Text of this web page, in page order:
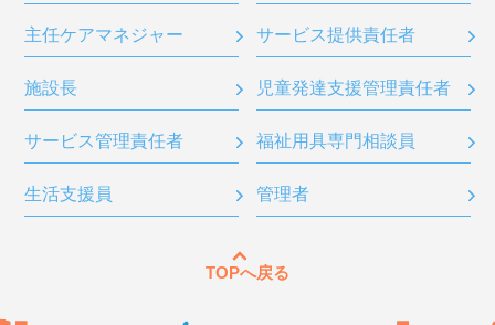
主任ケアマネジャー サービス提供責任者
施設長 児童発達支援管理責任者
サービス管理責任者 福祉用具専門相談員
生活支援員 管理者
TOPへ戻る